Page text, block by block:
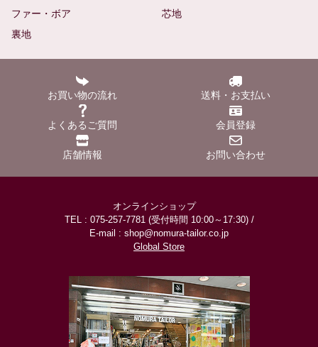
ファー・ボア
芯地
裏地
お買い物の流れ 送料・お支払い
よくあるご質問 会員登録
店舗情報 お問い合わせ
オンラインショップ
TEL : 075-257-7781 (受付時間 10:00～17:30) /
E-mail : shop@nomura-tailor.co.jp
Global Store